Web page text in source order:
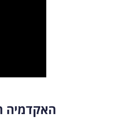
האקדמיה